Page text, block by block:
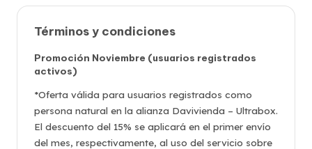
r
Términos y condiciones
Promoción Noviembre (usuarios registrados
activos)
*Oferta válida para usuarios registrados como
persona natural en la alianza Davivienda – Ultrabox.
El descuento del 15% se aplicará en el primer envío
del mes, respectivamente, al uso del servicio sobre